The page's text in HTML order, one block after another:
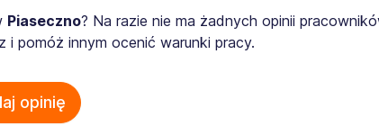
Piaseczno? Na razie nie ma żadnych opinii
pomóż innym ocenić warunki pracy.
opinię